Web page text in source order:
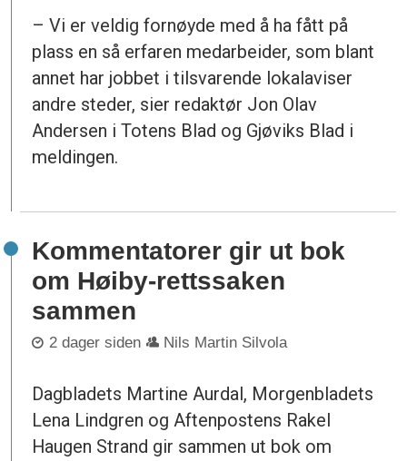
– Vi er veldig fornøyde med å ha fått på
plass en så erfaren medarbeider, som blant
annet har jobbet i tilsvarende lokalaviser
andre steder, sier redaktør Jon Olav
Andersen i Totens Blad og Gjøviks Blad i
meldingen.
Kommentatorer gir ut bok
om Høiby-rettssaken
sammen
2 dager siden Nils Martin Silvola
Dagbladets Martine Aurdal, Morgenbladets
Lena Lindgren og Aftenpostens Rakel
Haugen Strand gir sammen ut bok om